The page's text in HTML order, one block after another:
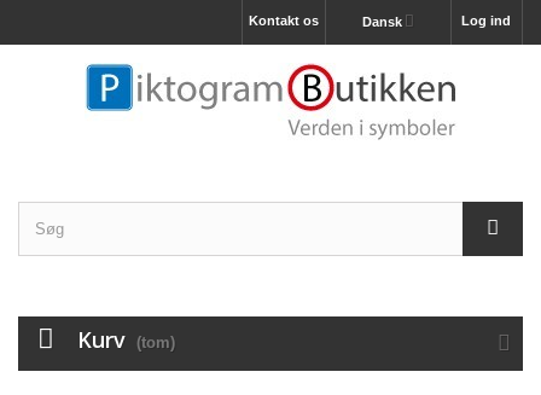
Log ind
Dansk
Kontakt os
Kurv (tom)